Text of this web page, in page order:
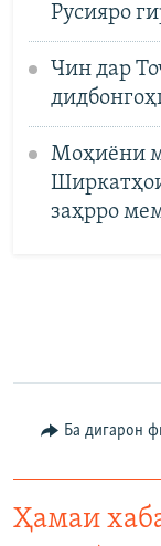
Русияро
Чин дар
Моҳиёни
заҳрро
Ба дигарон
Ҳамаи